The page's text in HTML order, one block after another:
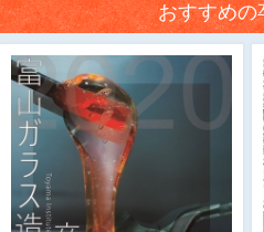
おすすめの